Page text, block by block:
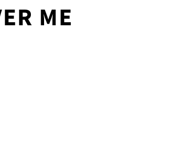
ME